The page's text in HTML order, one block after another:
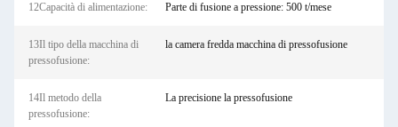
12Capacità di alimentazione: Parte di fusione a pressione: 500 t/mese
13Il tipo della macchina di
pressofusione:
la camera fredda macchina di pressofusione
14Il metodo della
pressofusione:
La precisione la pressofusione